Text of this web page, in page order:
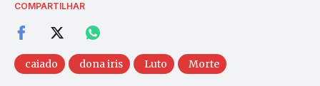
COMPARTILHAR
caiado dona iris Luto Morte